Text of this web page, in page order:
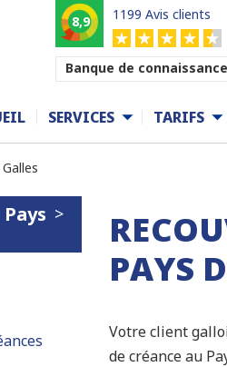
8,9 1199 Avis clients
Banque de
SERVICES TARIFS
PAYS
Votre client
de créance au